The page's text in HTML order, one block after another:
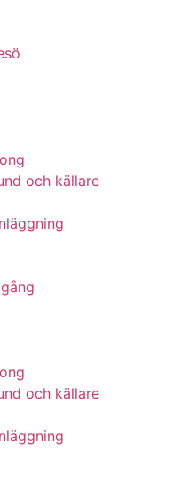
och källare
och källare